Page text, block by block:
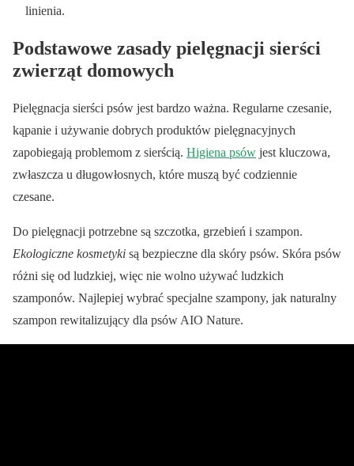
linienia.
Podstawowe zasady pielęgnacji sierści
zwierząt domowych
Pielęgnacja sierści psów jest bardzo ważna. Regularne czesanie,
kąpanie i używanie dobrych produktów pielęgnacyjnych
zapobiegają problemom z sierścią. Higiena psów jest kluczowa,
zwłaszcza u długowłosnych, które muszą być codziennie
czesane.
Do pielęgnacji potrzebne są szczotka, grzebień i szampon.
Ekologiczne kosmetyki są bezpieczne dla skóry psów. Skóra psów
różni się od ludzkiej, więc nie wolno używać ludzkich
szamponów. Najlepiej wybrać specjalne szampony, jak naturalny
szampon rewitalizujący dla psów AIO Nature.